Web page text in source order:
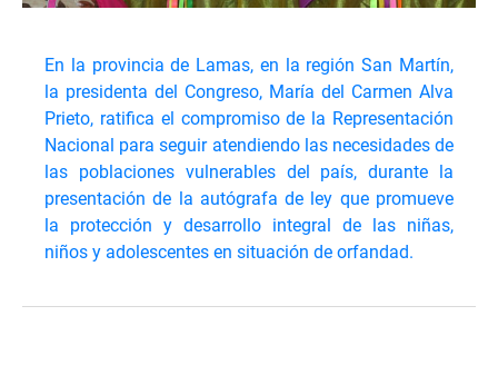
En la provincia de Lamas, en la región San Martín,
la presidenta del Congreso, María del Carmen Alva
Prieto, ratifica el compromiso de la Representación
Nacional para seguir atendiendo las necesidades de
las poblaciones vulnerables del país, durante la
presentación de la autógrafa de ley que promueve
la protección y desarrollo integral de las niñas,
niños y adolescentes en situación de orfandad.